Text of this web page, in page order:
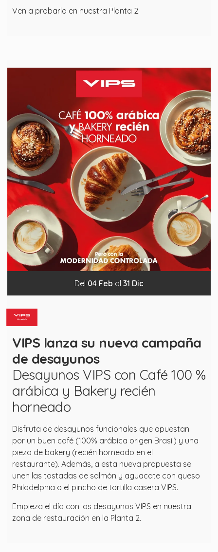
Ven a probarlo en nuestra Planta 2.
Del 04 Feb al 31 Dic
VIPS lanza su nueva campaña
de desayunos
Desayunos VIPS con Café 100 %
arábica y Bakery recién
horneado
Disfruta de desayunos funcionales que apuestan
por un buen café (100% arábica origen Brasil) y una
pieza de bakery (recién horneado en el
restaurante). Además, a esta nueva propuesta se
unen las tostadas de salmón y aguacate con queso
Philadelphia o el pincho de tortilla casera VIPS.
Empieza el día con los desayunos VIPS en nuestra
zona de restauración en la Planta 2.